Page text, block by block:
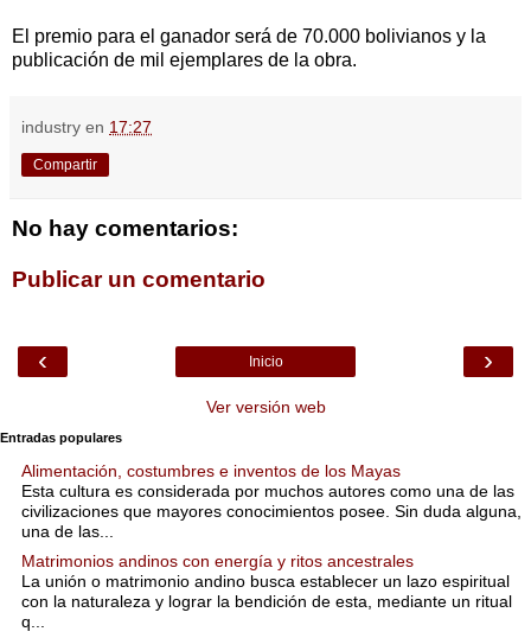
El premio para el ganador será de 70.000 bolivianos y la
publicación de mil ejemplares de la obra.
industry en 17:27
Compartir
No hay comentarios:
Publicar un comentario
‹ ›
Inicio
Ver versión web
Entradas populares
Alimentación, costumbres e inventos de los Mayas
Esta cultura es considerada por muchos autores como una de las
civilizaciones que mayores conocimientos posee. Sin duda alguna,
una de las...
Matrimonios andinos con energía y ritos ancestrales
La unión o matrimonio andino busca establecer un lazo espiritual
con la naturaleza y lograr la bendición de esta, mediante un ritual
q...